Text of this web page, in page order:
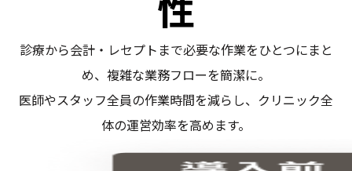
性
診療から会計・レセプトまで必要な作業をひとつにまと
め、複雑な業務フローを簡潔に。
医師やスタッフ全員の作業時間を減らし、クリニック全
体の運営効率を高めます。